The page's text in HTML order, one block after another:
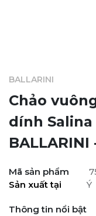
BALLARINI
Chảo
dính
BALLARINI
Mã sản phẩm
Sản xuất tại
Ý
Thông tin nổi bật